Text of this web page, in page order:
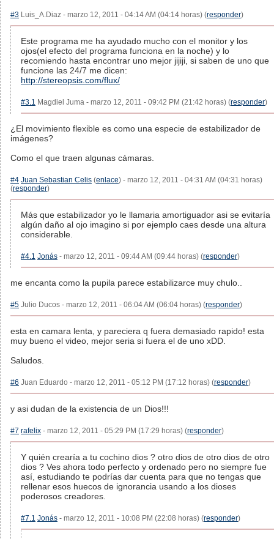
#3 Luis_A.Diaz - marzo 12, 2011 - 04:14 AM (04:14 horas) (responder)
Este programa me ha ayudado mucho con el monitor y los
ojos(el efecto del programa funciona en la noche) y lo
recomiendo hasta encontrar uno mejor jijiji, si saben de uno que
funcione las 24/7 me dicen:
http://stereopsis.com/flux/
#3.1 Magdiel Juma - marzo 12, 2011 - 09:42 PM (21:42 horas) (responder)
¿El movimiento flexible es como una especie de estabilizador de
imágenes?
Como el que traen algunas cámaras.
#4 Juan Sebastian Celis (enlace) - marzo 12, 2011 - 04:31 AM (04:31 horas)
(responder)
Más que estabilizador yo le llamaria amortiguador asi se evitaría
algún daño al ojo imagino si por ejemplo caes desde una altura
considerable.
#4.1 Jonás - marzo 12, 2011 - 09:44 AM (09:44 horas) (responder)
me encanta como la pupila parece estabilizarce muy chulo..
#5 Julio Ducos - marzo 12, 2011 - 06:04 AM (06:04 horas) (responder)
esta en camara lenta, y pareciera q fuera demasiado rapido! esta
muy bueno el video, mejor seria si fuera el de uno xDD.
Saludos.
#6 Juan Eduardo - marzo 12, 2011 - 05:12 PM (17:12 horas) (responder)
y asi dudan de la existencia de un Dios!!!
#7 rafelix - marzo 12, 2011 - 05:29 PM (17:29 horas) (responder)
Y quién crearía a tu cochino dios ? otro dios de otro dios de otro
dios ? Ves ahora todo perfecto y ordenado pero no siempre fue
así, estudiando te podrías dar cuenta para que no tengas que
rellenar esos huecos de ignorancia usando a los dioses
poderosos creadores.
#7.1 Jonás - marzo 12, 2011 - 10:08 PM (22:08 horas) (responder)